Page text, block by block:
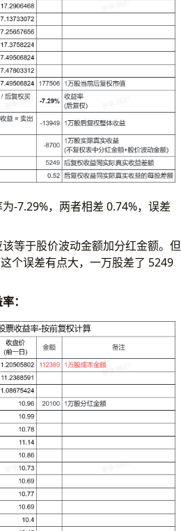
-7.29%，两者相差 0.74%，误差
等于股价波动金额加分红金额。但
个误差有点大，一万股差了 5249
：